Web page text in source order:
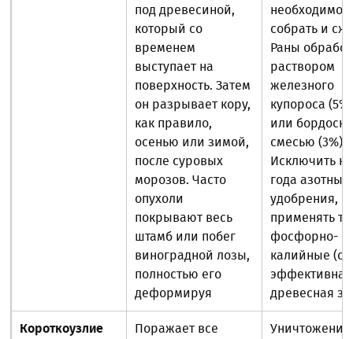
под древесиной,
который со
временем
выступает на
поверхность. Затем
он разрывает кору,
как правило,
осенью или зимой,
после суровых
морозов. Часто
опухоли
покрывают весь
штамб или побег
виноградной лозы,
полностью его
деформируя
необходимо
собрать и
Раны
раствором
железного
купороса (5%)
или
смесью (3%).
Исключить
года азотные
удобрения,
применять
фосфорно-
калийные
эффективна
древесная
Короткоузлие
Поражает все
Уничтожение